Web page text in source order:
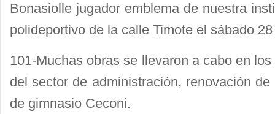
Bonasiolle jugador emblema de nuestra
polideportivo de la calle Timote el sábado
101-Muchas obras se llevaron a cabo en
del sector de administración, renovación
de gimnasio Ceconi.